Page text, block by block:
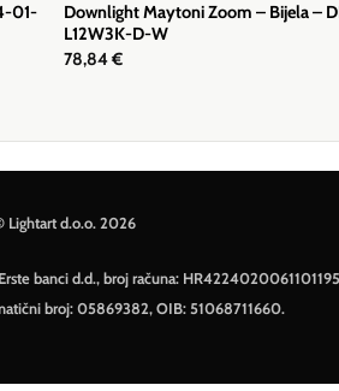
01-
Downlight Maytoni Zoom – Bijela –
L12W3K-D-W
78,84€
Lightart d.o.o. 2026
banci d.d., broj računa:
broj: 05869382, OIB: 51068711660.